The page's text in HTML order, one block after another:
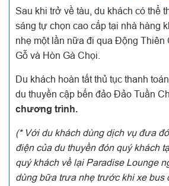
Sau khi trở về tàu, du khách có thể
sáng tự chọn cao cấp tại nhà hàng
nhẹ một lần nữa đi qua Động Thiên
Gỗ và Hòn Gà Chọi.
Du khách hoàn tất thủ tục thanh
du thuyền cập bến đảo Đảo Tuần
chương trình.
(* Với du khách dùng dịch vụ đưa
điện của du thuyền đón quý khách
quý khách về lại Paradise Lounge
dùng bữa trưa nhẹ trước khi xe bus